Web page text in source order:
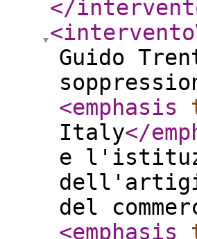
</
Guido
<emphasis
Italy</
e
del
<emphasis